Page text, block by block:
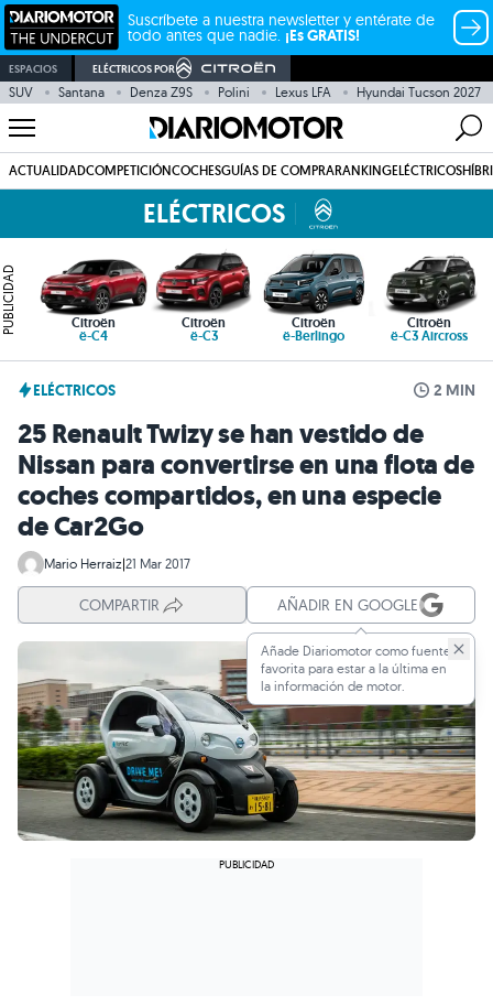
Suscríbete a nuestra newsletter y entérate de
todo antes que nadie. ¡Es GRATIS!
ESPACIOS ELÉCTRICOS POR
SUV Santana Denza Z9S Polini Lexus LFA Hyundai Tucson 2027
ACTUALIDADCOMPETICIÓNCOCHESGUÍAS DE COMPRARANKINGELÉCTRICOS
ELÉCTRICOS
PUBLICIDAD Citroën
ë-C4
Citroën
ë-C3
Citroën
ë-Berlingo
Citroën
ë-C3 Aircross
ELÉCTRICOS 2 MIN
25 Renault Twizy se han vestido de
Nissan para convertirse en una flota de
coches compartidos, en una especie
de Car2Go
Mario Herraiz|21 Mar 2017
COMPARTIR AÑADIR EN GOOGLE
Añade Diariomotor como fuente
favorita para estar a la última en
la información de motor.